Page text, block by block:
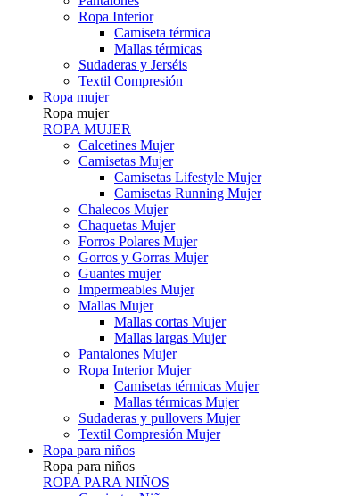
Ropa Interior
Camiseta térmica
Mallas térmicas
Sudaderas y Jerséis
Textil Compresión
Ropa mujer
Ropa mujer
ROPA MUJER
Calcetines Mujer
Camisetas Mujer
Camisetas Lifestyle Mujer
Camisetas Running Mujer
Chalecos Mujer
Chaquetas Mujer
Forros Polares Mujer
Gorros y Gorras Mujer
Guantes mujer
Impermeables Mujer
Mallas Mujer
Mallas cortas Mujer
Mallas largas Mujer
Pantalones Mujer
Ropa Interior Mujer
Camisetas térmicas Mujer
Mallas térmicas Mujer
Sudaderas y pullovers Mujer
Textil Compresión Mujer
Ropa para niños
Ropa para niños
ROPA PARA NIÑOS